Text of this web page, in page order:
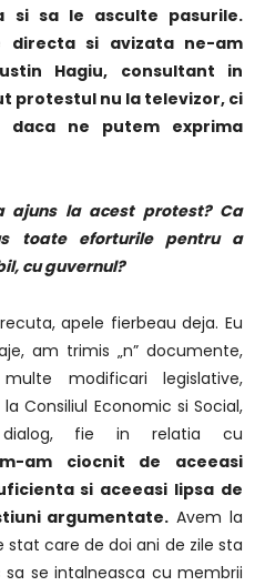
si sa le asculte pasurile.
si avizata ne-am
Hagiu, consultant in
protestul nu la televizor, ci
daca ne putem exprima
ajuns la acest protest? Ca
toate eforturile pentru a
cu guvernul?
apele fierbeau deja. Eu
am trimis „n” documente,
modificari legislative,
Consiliul Economic si Social,
fie in relatia cu
am ciocnit de aceeasi
si aceeasi lipsa de
argumentate. Avem la
stat care de doi ani de zile sta
se intalneasca cu membrii